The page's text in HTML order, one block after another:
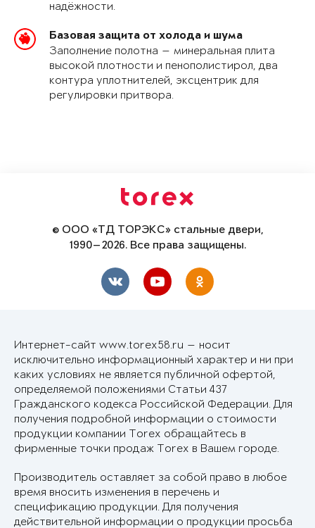
надёжности.
Базовая защита от холода и шума
Заполнение полотна — минеральная плита
высокой плотности и пенополистирол, два
контура уплотнителей, эксцентрик для
регулировки притвора.
© ООО «ТД ТОРЭКС» стальные двери,
1990—2026. Все права защищены.
Интернет-сайт www.torex58.ru — носит
исключительно информационный характер и ни при
каких условиях не является публичной офертой,
определяемой положениями Статьи 437
Гражданского кодекса Российской Федерации. Для
получения подробной информации о стоимости
продукции компании Torex обращайтесь в
фирменные точки продаж Torex в Вашем городе.
Производитель оставляет за собой право в любое
время вносить изменения в перечень и
спецификацию продукции. Для получения
действительной информации о продукции просьба